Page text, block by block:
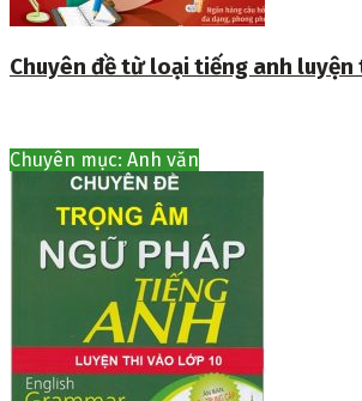
Chuyên đề từ loại tiếng anh luyện
Chuyên mục: Anh văn